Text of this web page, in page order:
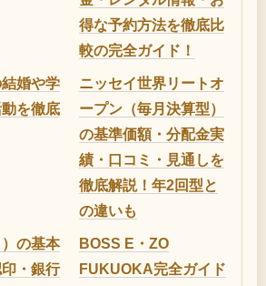
得な予約方法を徹底比
較の完全ガイド！
婚や学
を徹底
ニッセイ世界リートオ
ープン（毎月決算型）
の基準価額・分配金実
績・口コミ・見通しを
徹底解説！年2回型と
の違いも
の基本
・銀行
BOSS E・ZO
FUKUOKA完全ガイド